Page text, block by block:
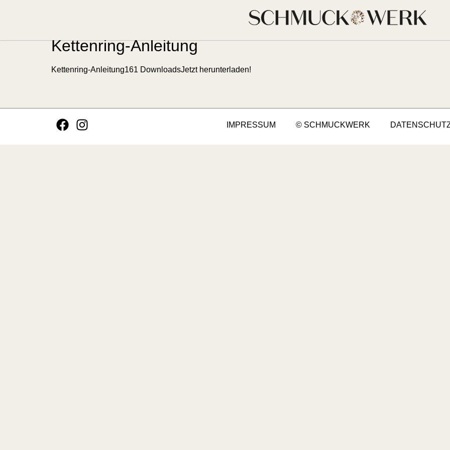
Händler
Kettenring-Anleitung
Kettenring-Anleitung161 DownloadsJetzt herunterladen!
IMPRESSUM © SCHMUCKWERK